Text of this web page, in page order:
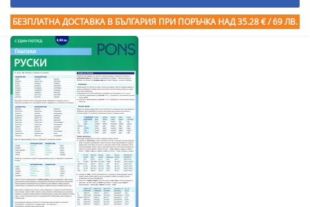
БЕЗПЛАТНА ДОСТАВКА В БЪЛГАРИЯ ПРИ ПОРЪЧКА НАД 35.28 € / 69 ЛВ.